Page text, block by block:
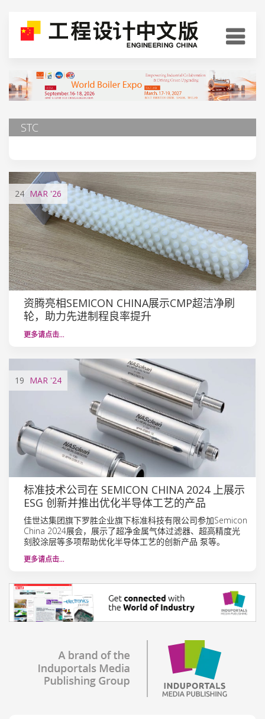
STC
24 MAR '26
资腾亮相SEMICON CHINA展示CMP超洁净刷
轮，助力先进制程良率提升
更多请点击…
19 MAR '24
标准技术公司在 SEMICON CHINA 2024 上展示
ESG 创新并推出优化半导体工艺的产品
佳世达集团旗下罗胜企业旗下标准科技有限公司参加Semicon
China 2024展会，展示了超净金属气体过滤器、超高精度光
刻胶涂层等多项帮助优化半导体工艺的创新产品 泵等。
更多请点击…